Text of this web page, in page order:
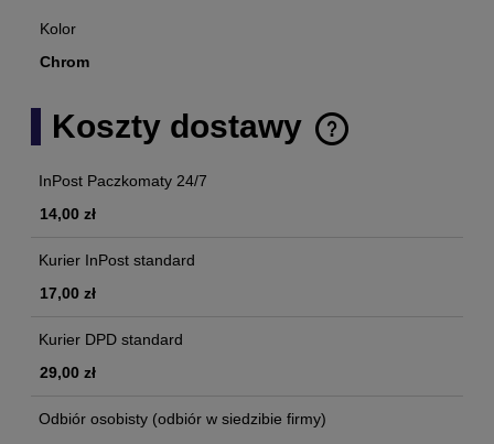
Kolor
Chrom
Koszty dostawy
Cena nie zawiera ewentualnych kosztów płatności
InPost Paczkomaty 24/7
14,00 zł
Kurier InPost standard
17,00 zł
Kurier DPD standard
29,00 zł
Odbiór osobisty (odbiór w siedzibie firmy)